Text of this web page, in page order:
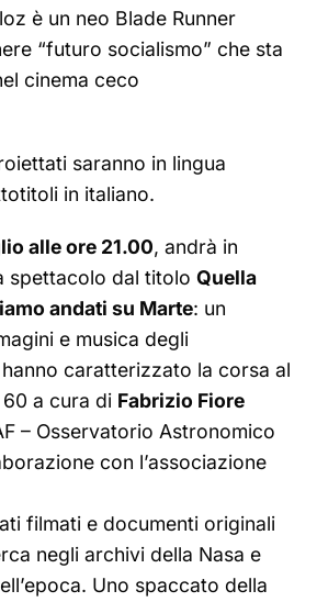
è un neo Blade Runner
“futuro socialismo” che sta
cinema ceco
saranno in lingua
in italiano.
alle ore 21.00, andrà in
spettacolo dal titoloQuella
andati su Marte: un
e musica degli
caratterizzato la corsa al
a cura di Fabrizio Fiore
– Osservatorio Astronomico
con l’associazione
filmati e documenti originali
negli archivi della Nasa e
Uno spaccato della